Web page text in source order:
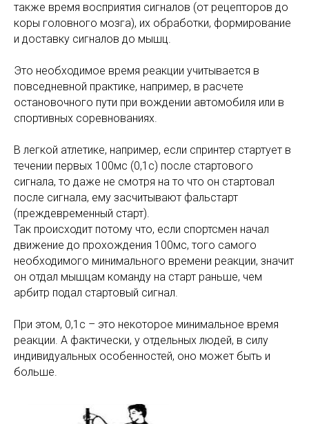
также время восприятия сигналов (от рецепторов до
коры головного мозга), их обработки, формирование
и доставку сигналов до мышц.
Это необходимое время реакции учитывается в
повседневной практике, например, в расчете
остановочного пути при вождении автомобиля или в
спортивных соревнованиях.
В легкой атлетике, например, если спринтер стартует в
течении первых 100мс (0,1с) после стартового
сигнала, то даже не смотря на то что он стартовал
после сигнала, ему засчитывают фальстарт
(преждевременный старт).
Так происходит потому что, если спортсмен начал
движение до прохождения 100мс, того самого
необходимого минимального времени реакции, значит
он отдал мышцам команду на старт раньше, чем
арбитр подал стартовый сигнал.
При этом, 0,1с – это некоторое минимальное время
реакции. А фактически, у отдельных людей, в силу
индивидуальных особенностей, оно может быть и
больше.